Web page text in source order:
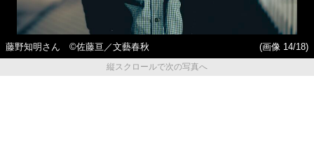
藤野知明さん ©佐藤亘／文藝春秋
(画像 14/18)
縦スクロールで次の写真へ